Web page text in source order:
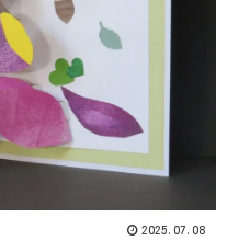
2025.07.08